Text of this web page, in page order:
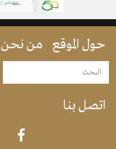
حول الموقع من نحن
اتصل بنا